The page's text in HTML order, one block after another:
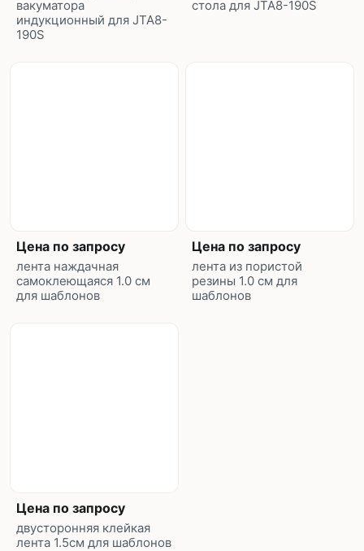
вакуматора
индукционный для JTA8-
190S
стола для JTA8-190S
Цена по запросу
лента наждачная
самоклеющаяся 1.0 см
для шаблонов
Цена по запросу
лента из пористой
резины 1.0 см для
шаблонов
Цена по запросу
двусторонняя клейкая
лента 1.5см для шаблонов